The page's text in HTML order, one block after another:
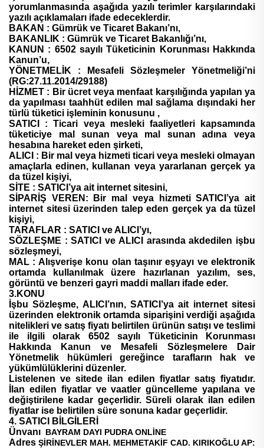
yorumlanmasında aşağıda yazılı terimler karşılarındaki
yazılı açıklamaları ifade edeceklerdir.
BAKAN : Gümrük ve Ticaret Bakanı’nı,
BAKANLIK : Gümrük ve Ticaret Bakanlığı’nı,
KANUN : 6502 sayılı Tüketicinin Korunması Hakkında
Kanun’u,
YÖNETMELİK : Mesafeli Sözleşmeler Yönetmeliği’ni
(RG:27.11.2014/29188)
HİZMET : Bir ücret veya menfaat karşılığında yapılan ya
da yapılması taahhüt edilen mal sağlama dışındaki her
türlü tüketici işleminin konusunu ,
SATICI : Ticari veya mesleki faaliyetleri kapsamında
tüketiciye mal sunan veya mal sunan adına veya
hesabına hareket eden şirketi,
ALICI : Bir mal veya hizmeti ticari veya mesleki olmayan
amaçlarla edinen, kullanan veya yararlanan gerçek ya
da tüzel kişiyi,
SİTE : SATICI’ya ait internet sitesini,
SİPARİŞ VEREN: Bir mal veya hizmeti SATICI’ya ait
internet sitesi üzerinden talep eden gerçek ya da tüzel
kişiyi,
TARAFLAR : SATICI ve ALICI’yı,
SÖZLEŞME : SATICI ve ALICI arasında akdedilen işbu
sözleşmeyi,
MAL : Alışverişe konu olan taşınır eşyayı ve elektronik
ortamda kullanılmak üzere hazırlanan yazılım, ses,
görüntü ve benzeri gayri maddi malları ifade eder.
3.KONU
İşbu Sözleşme, ALICI’nın, SATICI’ya ait internet sitesi
üzerinden elektronik ortamda siparişini verdiği aşağıda
nitelikleri ve satış fiyatı belirtilen ürünün satışı ve teslimi
ile ilgili olarak 6502 sayılı Tüketicinin Korunması
Hakkında Kanun ve Mesafeli Sözleşmelere Dair
Yönetmelik hükümleri gereğince tarafların hak ve
yükümlülüklerini düzenler.
Listelenen ve sitede ilan edilen fiyatlar satış fiyatıdır.
İlan edilen fiyatlar ve vaatler güncelleme yapılana ve
değiştirilene kadar geçerlidir. Süreli olarak ilan edilen
fiyatlar ise belirtilen süre sonuna kadar geçerlidir.
4. SATICI BİLGİLERİ
Ünvanı BAYRAM DAYI PUDRA ONLİNE
Adres ŞİRİNEVLER MAH. MEHMETAKİF CAD. KIRIKOĞLU AP: